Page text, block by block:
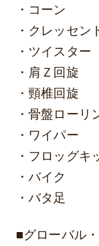
・コーン
・クレッセン
・ツイスター
・肩Ｚ回旋
・頸椎回旋
・骨盤ローリ
・ワイパー
・フロッグキ
・バイク
・バタ足
■グローバル